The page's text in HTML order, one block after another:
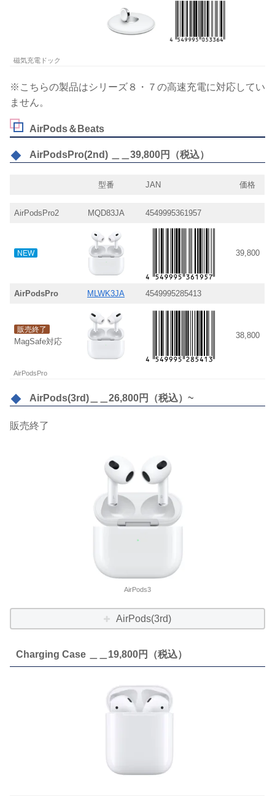
磁気充電ドック
※こちらの製品はシリーズ８・７の高速充電に対応してい
ません。
AirPods＆Beats
AirPodsPro(2nd) ＿＿39,800円（税込）
型番 JAN 価格
AirPodsPro2 MQD83JA 4549995361957
NEW 39,800
AirPodsPro MLWK3JA 4549995285413
販売終了
MagSafe対応
38,800
AirPodsPro
AirPods(3rd)＿＿26,800円（税込）~
販売終了
AirPods3
AirPods(3rd)
Charging Case ＿＿19,800円（税込）